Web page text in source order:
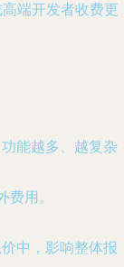
端开发者收费更
能越多、越复杂
用。
中，影响整体报